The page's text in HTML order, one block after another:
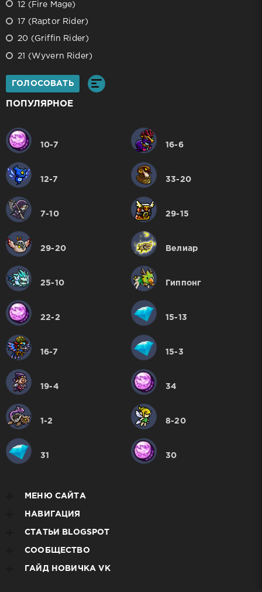
12 (Fire Mage)
17 (Raptor Rider)
20 (Griffin Rider)
21 (Wyvern Rider)
ГОЛОСОВАТЬ
ПОПУЛЯРНОЕ
10-7 16-6
12-7 33-20
7-10 29-15
29-20 Велиар
25-10 Гиппонг
22-2 15-13
16-7 15-3
19-4 34
1-2 8-20
31 30
МЕНЮ САЙТА
НАВИГАЦИЯ
СТАТЬИ BLOGSPOT
СООБЩЕСТВО
ГАЙД НОВИЧКА VK